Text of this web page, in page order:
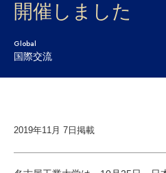
学生生活
研究・産学官連携
開催しました
Global
国際交流
2019年11月 7日掲載